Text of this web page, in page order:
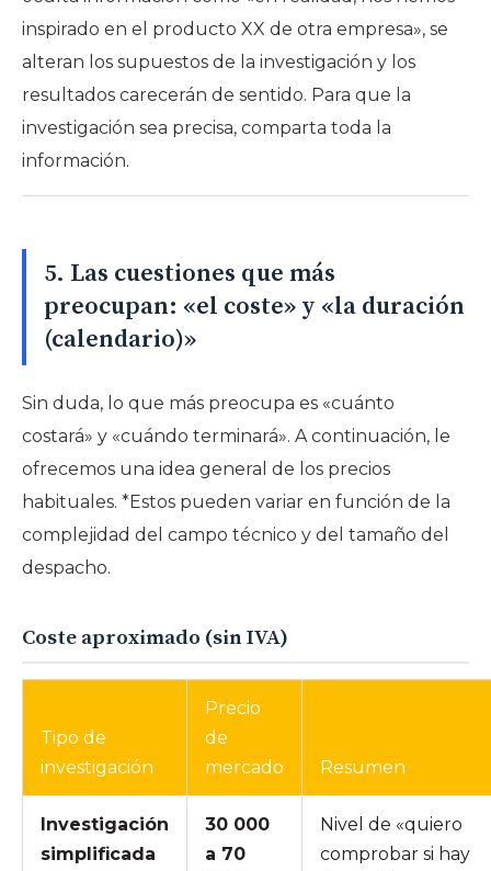
inspirado en el producto XX de otra empresa», se
alteran los supuestos de la investigación y los
resultados carecerán de sentido. Para que la
investigación sea precisa, comparta toda la
información.
5. Las cuestiones que más
preocupan: «el coste» y «la duración
(calendario)»
Sin duda, lo que más preocupa es «cuánto
costará» y «cuándo terminará». A continuación, le
ofrecemos una idea general de los precios
habituales. *Estos pueden variar en función de la
complejidad del campo técnico y del tamaño del
despacho.
Coste aproximado (sin IVA)
Tipo de
investigación
Precio
de
mercado
Resumen
Investigación
simplificada
30 000
a 70
Nivel de «quiero
comprobar si hay